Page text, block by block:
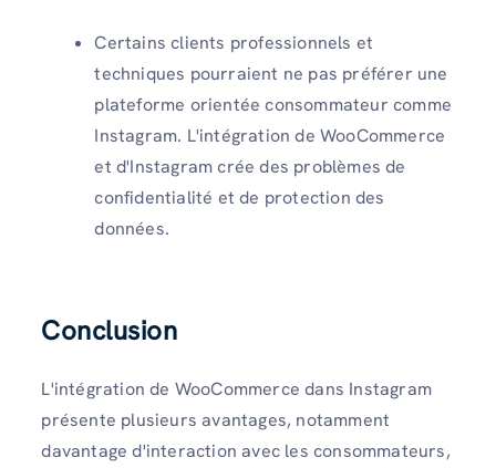
Certains clients professionnels et
techniques pourraient ne pas préférer une
plateforme orientée consommateur comme
Instagram. L'intégration de WooCommerce
et d'Instagram crée des problèmes de
confidentialité et de protection des
données.
Conclusion
L'intégration de WooCommerce dans Instagram
présente plusieurs avantages, notamment
davantage d'interaction avec les consommateurs,